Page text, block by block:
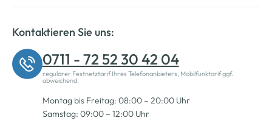
Kontaktieren Sie uns:
0711 - 72 52 30 42 04
regulärer Festnetztarif Ihres Telefonanbieters, Mobilfunktarif ggf.
abweichend.
Montag bis Freitag: 08:00 – 20:00 Uhr
Samstag: 09:00 – 12:00 Uhr